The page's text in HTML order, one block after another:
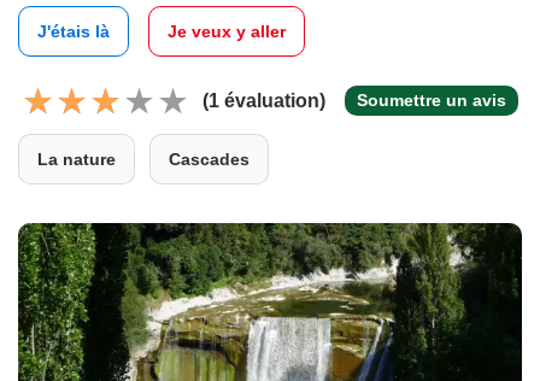
J'étais là Je veux y aller
(1 évaluation) Soumettre un avis
La nature Cascades